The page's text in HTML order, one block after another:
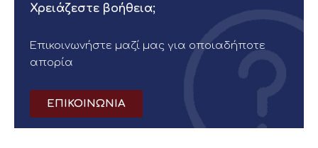
Χρειάζεστε βοήθεια;
Επικοινωνήστε μαζί μας για οποιαδήποτε
απορία
ΕΠΙΚΟΙΝΩΝΙΑ